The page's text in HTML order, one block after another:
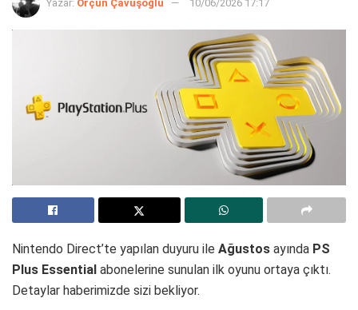
Yazar: Orçun Çavuşoğlu 10/06/2026 17:17
Nintendo Direct’te yapılan duyuru ile Ağustos ayında PS
Plus Essential abonelerine sunulan ilk oyunu ortaya çıktı.
Detaylar haberimizde sizi bekliyor.